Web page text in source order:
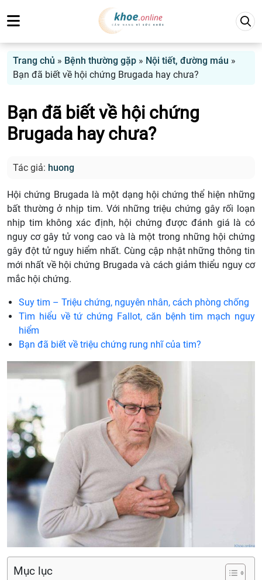
Trang chủ » Bệnh thường gặp » Nội tiết, đường máu »
Bạn đã biết về hội chứng Brugada hay chưa?
Bạn đã biết về hội chứng
Brugada hay chưa?
Tác giả: huong
Hội chứng Brugada là một dạng hội chứng thể hiện những
bất thường ở nhịp tim. Với những triệu chứng gây rối loạn
nhịp tim không xác định, hội chứng được đánh giá là có
nguy cơ gây tử vong cao và là một trong những hội chứng
gây đột tử nguy hiểm nhất. Cùng cập nhật những thông tin
mới nhất về hội chứng Brugada và cách giảm thiểu nguy cơ
mắc hội chứng.
Suy tim – Triệu chứng, nguyên nhân, cách phòng chống
Tìm hiểu về tứ chứng Fallot, căn bệnh tim mạch nguy
hiểm
Bạn đã biết về triệu chứng rung nhĩ của tim?
Mục lục